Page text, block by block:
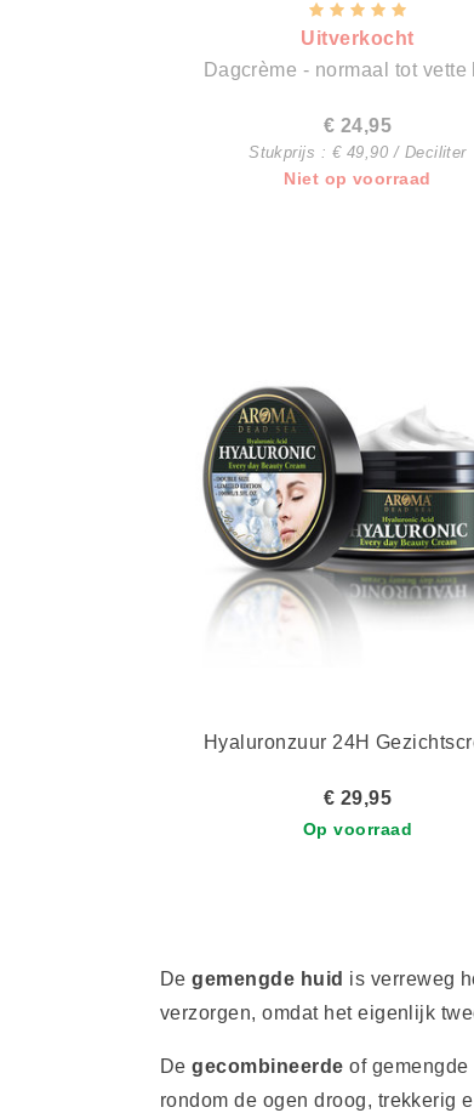
Uitverkocht
Dagcrème - normaal tot vette
€ 24,95
Stukprijs : € 49,90 / Deciliter
Niet op voorraad
Hyaluronzuur 24H
€ 29,95
Op voorraad
Degemengde huid is verreweg
verzorgen, omdat het eigenlijk
Degecombineerde of
rondom de ogen droog, trekkerig